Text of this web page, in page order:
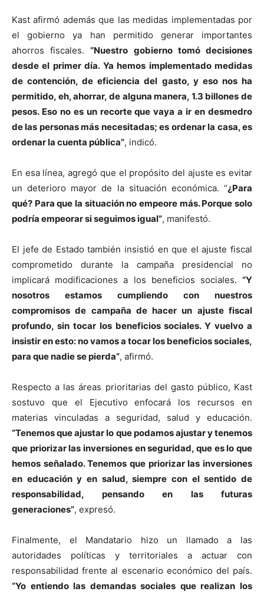
Kast afirmó además que las medidas implementadas por
el gobierno ya han permitido generar importantes
ahorros fiscales.“Nuestro gobierno tomó decisiones
desde el primer día. Ya hemos implementado medidas
de contención, de eficiencia del gasto, y eso nos ha
permitido, eh, ahorrar, de alguna manera, 1.3 billones de
pesos. Eso no es un recorte que vaya a ir en desmedro
de las personas más necesitadas; es ordenar la casa, es
ordenar la cuenta pública”, indicó.
En esa línea, agregó que el propósito del ajuste es evitar
un deterioro mayor de la situación económica. “¿Para
qué? Para que la situación no empeore más. Porque solo
podría empeorar si seguimos igual”, manifestó.
El jefe de Estado también insistió en que el ajuste fiscal
comprometido durante la campaña presidencial no
implicará modificaciones a los beneficios sociales. “Y
nosotros estamos cumpliendo con nuestros
compromisos de campaña de hacer un ajuste fiscal
profundo, sin tocar los beneficios sociales. Y vuelvo a
insistir en esto: no vamos a tocar los beneficios sociales,
para que nadie se pierda”, afirmó.
Respecto a las áreas prioritarias del gasto público, Kast
sostuvo que el Ejecutivo enfocará los recursos en
materias vinculadas a seguridad, salud y educación.
“Tenemos que ajustar lo que podamos ajustar y tenemos
que priorizar las inversiones en seguridad, que es lo que
hemos señalado. Tenemos que priorizar las inversiones
en educación y en salud, siempre con el sentido de
responsabilidad, pensando en las futuras
generaciones”, expresó.
Finalmente, el Mandatario hizo un llamado a las
autoridades políticas y territoriales a actuar con
responsabilidad frente al escenario económico del país.
“Yo entiendo las demandas sociales que realizan los